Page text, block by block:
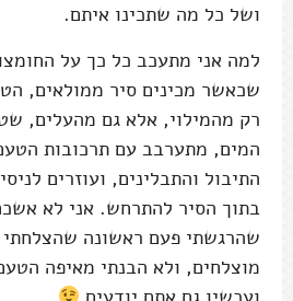
ושל כל מה שתכינו איתם.
למה אני מתעכב כל כך על
שכאשר מכינים סיר ממולאים,
רק מהמילוי, אלא גם מהעלים,
המים, מתערבב עם תרכובות
התיבול והתבלינים, ועוזרים
בתוך הסיר להתרחש. אני לא
שהרגשתי פעם ראשונה שהצלחתי
מוצלחים, ולא הבנתי מאיפה